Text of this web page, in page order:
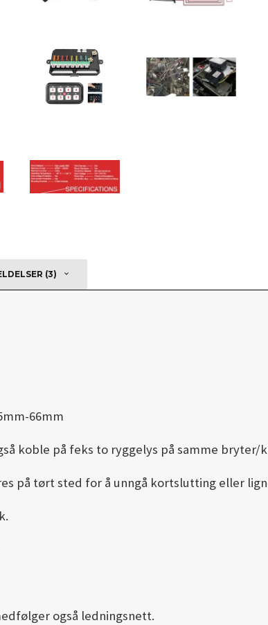
(3)
66mm
koble på feks to ryggelys på samme bryter/
på tørt sted for å unngå kortslutting eller
også ledningsnett.